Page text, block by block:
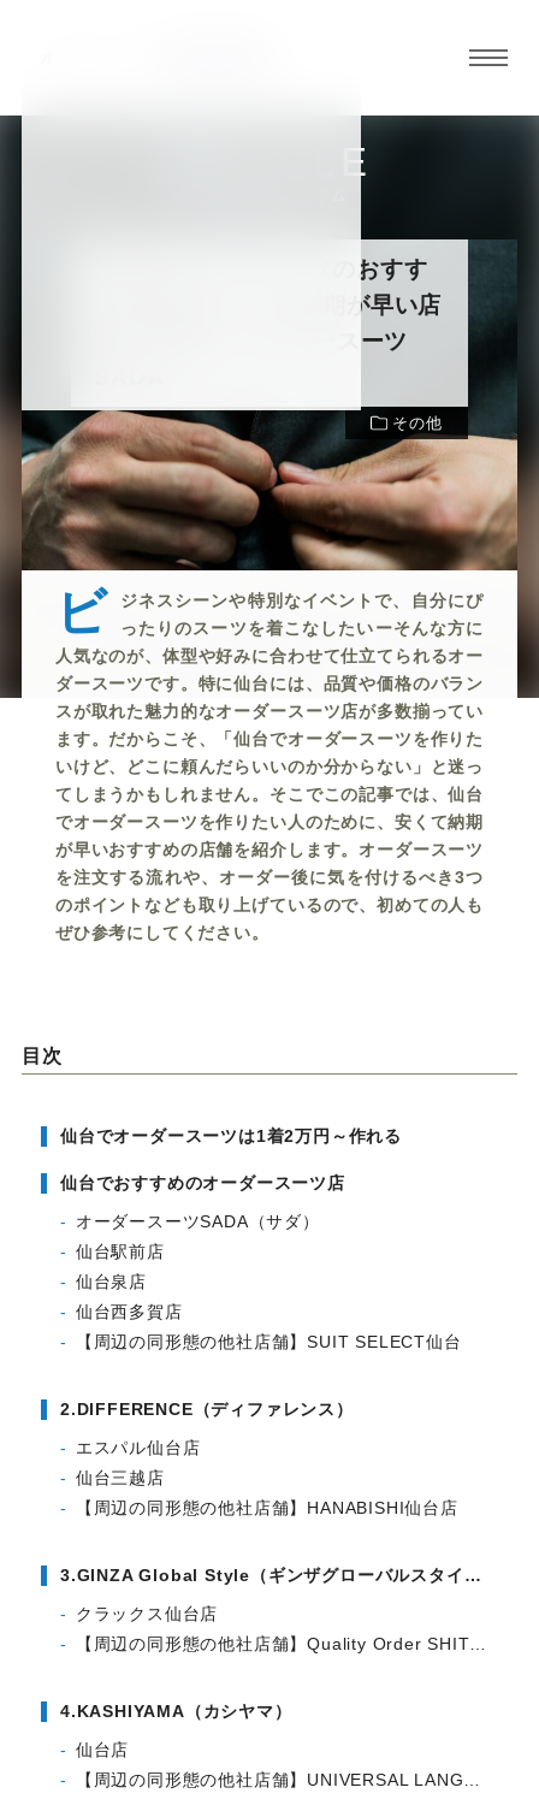
タン
ー
ダ
ー
ス
ー
ツ
SADA
の
ー
ダ
ー
ス
ー
ツ
SADA
の
ー
ダ
ー
ス
ー
ツ
SADA
の
ー
ダ
ー
ス
ー
ツ
SADA
の
オ
ー
ダ
ー
ス
ー
ツ
SADA
の
仙台のオーダースーツのおすすめ
5選を紹介！安く納期が早い店舗
まで紹介 – オーダースーツ
その他
ビ
ジネスシーンや特別なイベントで、自分にぴっ
たりのスーツを着こなしたいーそんな方に人気
なのが、体型や好みに合わせて仕立てられるオーダー
スーツです。特に仙台には、品質や価格のバランスが取
れた魅力的なオーダースーツ店が多数揃っています。だ
からこそ、「仙台でオーダースーツを作りたいけど、ど
こに頼んだらいいのか分からない」と迷ってしまうかも
しれません。そこでこの記事では、仙台でオーダースー
ツを作りたい人のために、安くて納期が早いおすすめ
の店舗を紹介します。オーダースーツを注文する流れ
や、オーダー後に気を付けるべき3つのポイントなども
取り上げているので、初めての人もぜひ参考にしてく
ださい。
目次
仙台でオーダースーツは1着2万円～作れる
仙台でおすすめのオーダースーツ店
オーダースーツSADA（サダ）
仙台駅前店
仙台泉店
仙台西多賀店
【周辺の同形態の他社店舗】SUIT SELECT仙台
2.DIFFERENCE（ディファレンス）
エスパル仙台店
仙台三越店
【周辺の同形態の他社店舗】HANABISHI仙台店
3.GINZA Global Style（ギンザグローバルスタイル）
クラックス仙台店
【周辺の同形態の他社店舗】Quality Order SHITATE (洋服の青山) 仙台幸町店
4.KASHIYAMA（カシヤマ）
仙台店
【周辺の同形態の他社店舗】UNIVERSAL LANGUAGE ヨドバシ仙台店